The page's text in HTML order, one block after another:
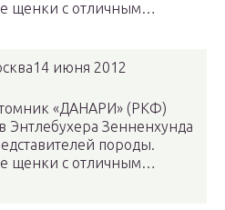
щенки с отличным…
июня 2012
«ДАНАРИ» (РКФ)
Энтлебухера Зенненхунда
породы.
щенки с отличным…